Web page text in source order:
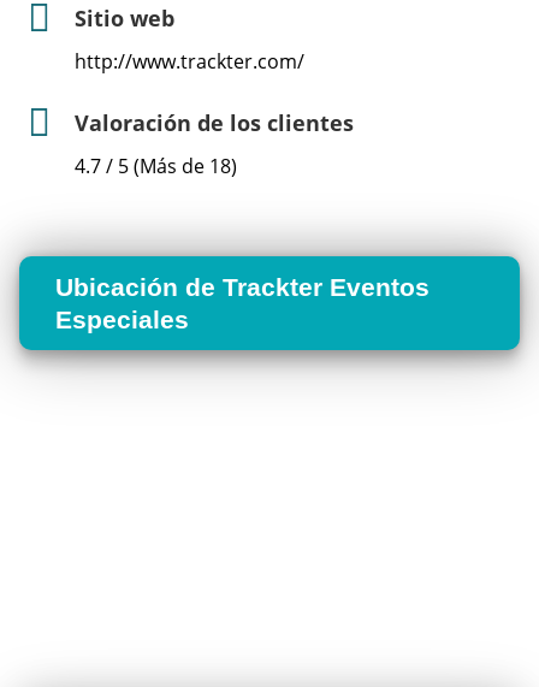
Sitio web
http://www.trackter.com/
Valoración de los clientes
4.7 / 5 (Más de 18)
Ubicación de Trackter Eventos
Especiales